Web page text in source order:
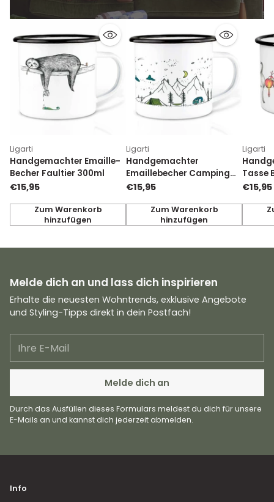
Ligarti
Handgemachter Emaille-
Becher Faultier 300ml
€15,95
Zum Warenkorb
hinzufügen
Anzahl
Ligarti
Handgemachter
Emaillebecher Camping
300ml
€15,95
Zum Warenkorb
hinzufügen
Anzahl
Ligarti
Tasse
€15,95
Anzahl
Melde dich an und lass dich inspirieren
Erhalte die neuesten Wohntrends, exklusive Angebote
und Styling-Tipps direkt in dein Postfach!
Mail
Melde dich an
Durch das Ausfüllen dieses Formulars meldest du dich für unsere
E-Mails an und kannst dich jederzeit abmelden.
Info